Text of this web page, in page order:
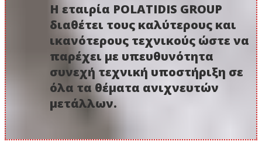
Η εταιρία POLATIDIS GROUP
διαθέτει τους καλύτερους και
ικανότερους τεχνικούς ώστε να
παρέχει με υπευθυνότητα
συνεχή τεχνική υποστήριξη σε
όλα τα θέματα ανιχνευτών
μετάλλων.